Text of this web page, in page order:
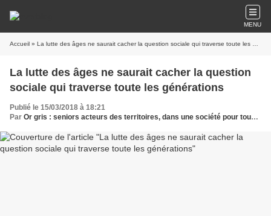
MENU
Accueil » La lutte des âges ne saurait cacher la question sociale qui traverse toute les générations
La lutte des âges ne saurait cacher la question
sociale qui traverse toute les générations
Publié le 15/03/2018 à 18:21
Par Or gris : seniors acteurs des territoires, dans une société pour tous les âges